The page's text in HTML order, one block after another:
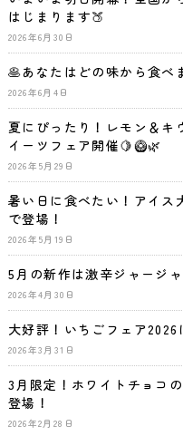
はじまります🍑
2026年6月30日
🥞あなたはどの味から食べ
2026年6月4日
夏にぴったり！レモン＆キ
イーツフェア開催🍋🥝🌿
2026年5月29日
暑い日に食べたい！アイス
で登場！
2026年5月19日
5月の新作は激辛ジャージ
2026年4月30日
大好評！いちごフェア2026
2026年3月31日
3月限定！ホワイトチョコ
登場！
2026年2月28日